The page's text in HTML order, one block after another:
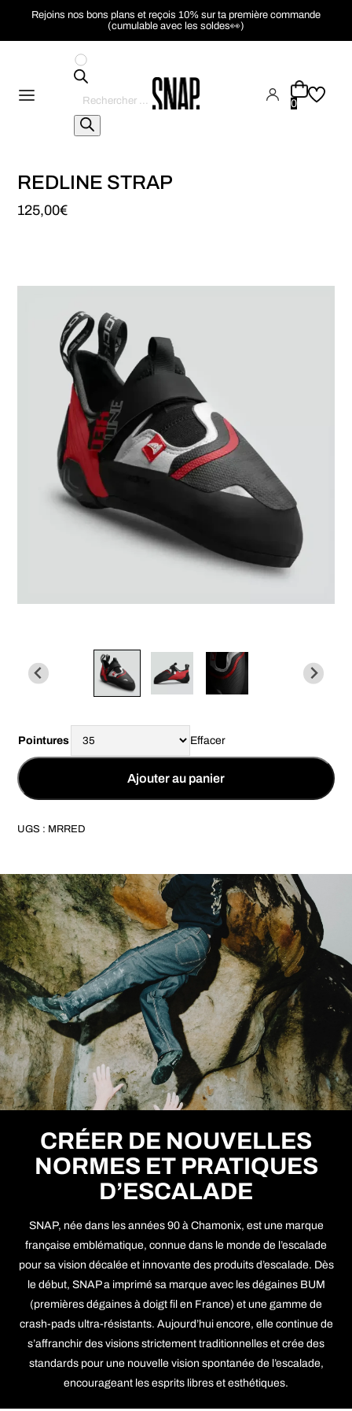
Rejoins nos bons plans et reçois 10% sur ta première commande
(cumulable avec les soldes👀)
de
produits
0
REDLINE STRAP
125,00€
Pointures Effacer
Ajouter au panier
UGS : MRRED
CRÉER DE NOUVELLES
NORMES ET PRATIQUES
D’ESCALADE
SNAP, née dans les années 90 à Chamonix, est une marque
française emblématique, connue dans le monde de l’escalade
pour sa vision décalée et innovante des produits d’escalade. Dès
le début, SNAP a imprimé sa marque avec les dégaines BUM
(premières dégaines à doigt fil en France) et une gamme de
crash-pads ultra-résistants. Aujourd’hui encore, elle continue de
s’affranchir des visions strictement traditionnelles et crée des
standards pour une nouvelle vision spontanée de l’escalade,
encourageant les esprits libres et esthétiques.